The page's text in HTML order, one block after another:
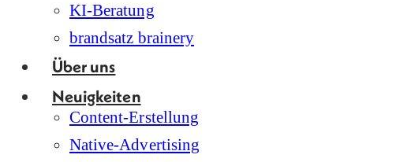
KI-Beratung
brandsatz brainery
Über uns
Neuigkeiten
Content-Erstellung
Native-Advertising